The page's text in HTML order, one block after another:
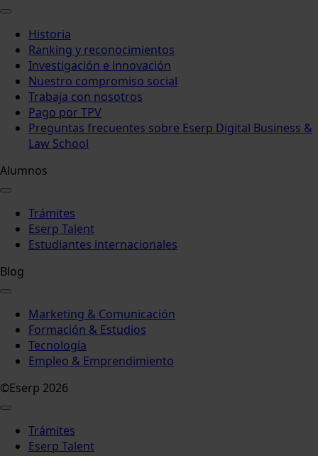
Historia
Ranking y reconocimientos
Investigación e innovación
Nuestro compromiso social
Trabaja con nosotros
Pago por TPV
Preguntas frecuentes sobre Eserp Digital Business &
Law School
Alumnos
Trámites
Eserp Talent
Estudiantes internacionales
Blog
Marketing & Comunicación
Formación & Estudios
Tecnología
Empleo & Emprendimiento
©Eserp 2026
Trámites
Eserp Talent